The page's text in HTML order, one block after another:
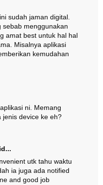
sudah jaman digital.
sebab menggunakan
amat best untuk hal hal
Misalnya aplikasi
kemudahan
ni. Memang
jenis device ke eh?
utk tahu waktu
ia juga ada notified
and good job